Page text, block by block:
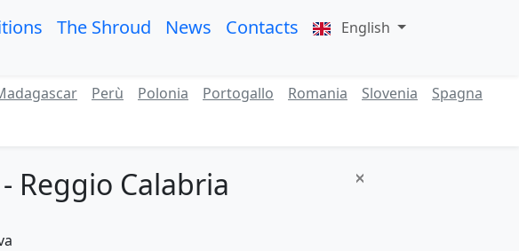
The Shroud News Contacts English
Perù Polonia Portogallo Romania Slovenia
Spagna
Reggio Calabria